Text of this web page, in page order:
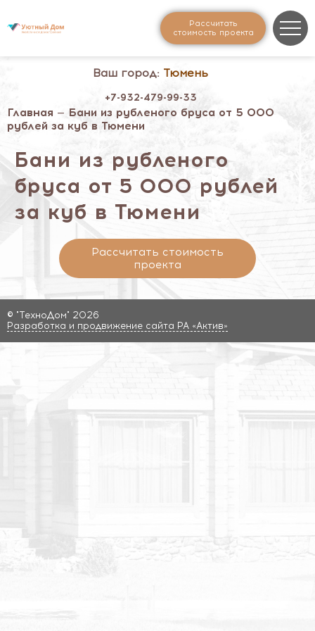
Рассчитать
стоимость проекта
Ваш город: Тюмень
+7-932-479-99-33
Главная — Бани из рубленого бруса от 5 000
рублей за куб в Тюмени
Бани из рубленого
бруса от 5 000 рублей
за куб в Тюмени
Рассчитать стоимость
проекта
© "ТехноДом" 2026
Разработка и продвижение сайта РА «Актив»